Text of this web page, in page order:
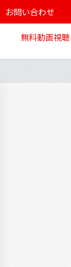
お問い合わせ
無料動画視聴